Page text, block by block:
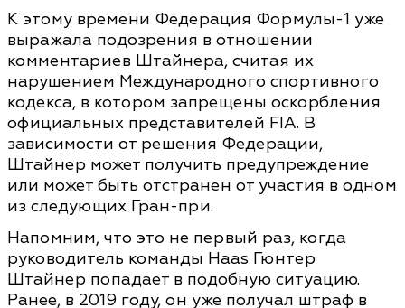
К этому времени Федерация Формулы-1 уже
выражала подозрения в отношении
комментариев Штайнера, считая их
нарушением Международного спортивного
кодекса, в котором запрещены оскорбления
официальных представителей FIA. В
зависимости от решения Федерации,
Штайнер может получить предупреждение
или может быть отстранен от участия в одном
из следующих Гран-при.
Напомним, что это не первый раз, когда
руководитель команды Haas Гюнтер
Штайнер попадает в подобную ситуацию.
Ранее, в 2019 году, он уже получал штраф в